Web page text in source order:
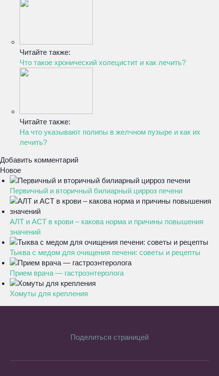
Читайте также:
Что такое хронический холецистит и как лечить?
Читайте также:
На что указывают полипы в желчном пузыре и как их
лечить?
Добавить комментарий
Новое
Первичный и вторичный билиарный цирроз печени
АЛТ и АСТ в крови – какова норма и причины повышения
значений
Тыква с медом для очищения печени: советы и рецепты
Прием врача — гастроэнтеролога
Хомуты для крепления
Поделиться страницей